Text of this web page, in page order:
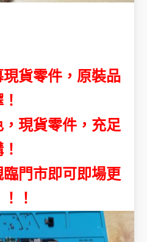
貨零件，原裝品
現貨零件，充足
門市即可即場更
！